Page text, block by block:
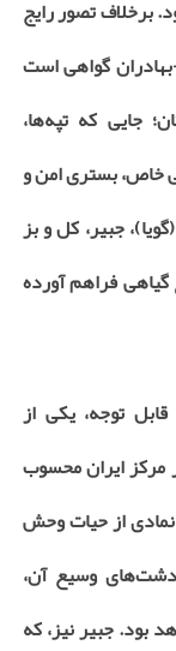
برخلاف تصور رایج
گواهی است
جایی که تپه‌ها،
خاص، بستری امن و
جبیر، کل و بز
فراهم آورده
توجه، یکی از
مرکز ایران محسوب
از حیات وحش
وسیع آن،
بود. جبیر نیز، که